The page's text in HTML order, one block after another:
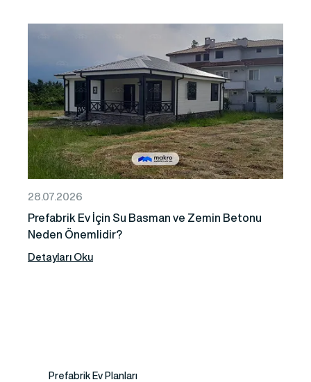
28.07.2026
Prefabrik Ev İçin Su Basman ve Zemin Betonu
Neden Önemlidir?
Detayları Oku
Prefabrik Ev Planları